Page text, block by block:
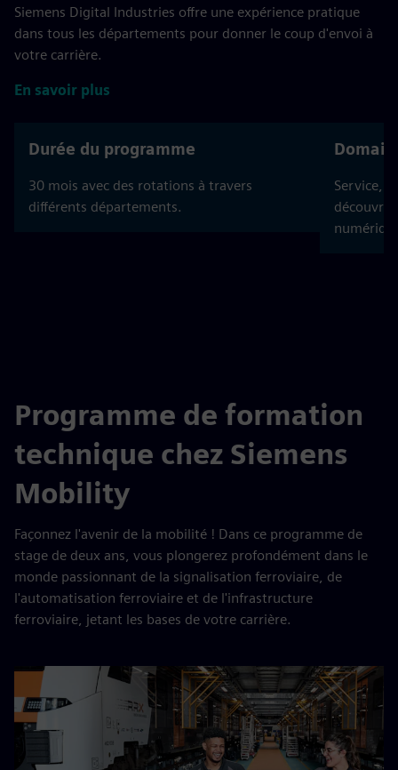
Siemens Digital Industries offre une expérience pratique
dans tous les départements pour donner le coup d'envoi à
votre carrière.
En savoir plus
Durée du programme
30 mois avec des rotations à travers
différents départements.
Service,
Programme de formation
technique chez Siemens
Mobility
Façonnez l'avenir de la mobilité ! Dans ce programme de
stage de deux ans, vous plongerez profondément dans le
monde passionnant de la signalisation ferroviaire, de
l'automatisation ferroviaire et de l'infrastructure
ferroviaire, jetant les bases de votre carrière.